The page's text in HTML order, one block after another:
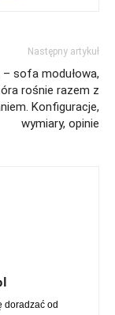
Następny artykuł
– sofa modułowa,
rośnie razem z
Konfiguracje,
wymiary, opinie
doradzać od